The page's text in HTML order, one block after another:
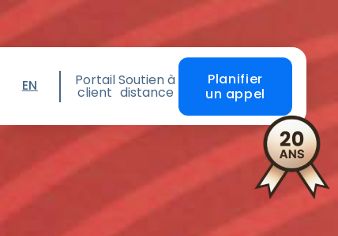
EN Portail
client
Soutien à
distance
Planifier
un appel